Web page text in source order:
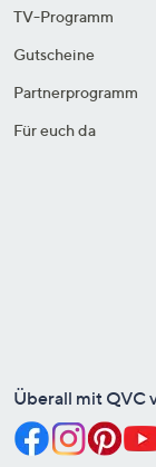
TV-Programm
Gutscheine
Partnerprogramm
Für euch da
Überall mit QVC